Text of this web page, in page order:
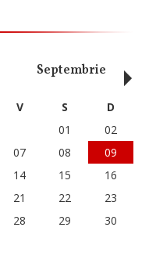
Septembrie
V S
D
01
02
07 08
09
14 15
16
21 22
23
28 29
30